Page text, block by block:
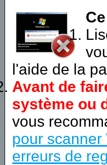
l'aide de la
Avant de
système ou
vous
pour
erreurs de